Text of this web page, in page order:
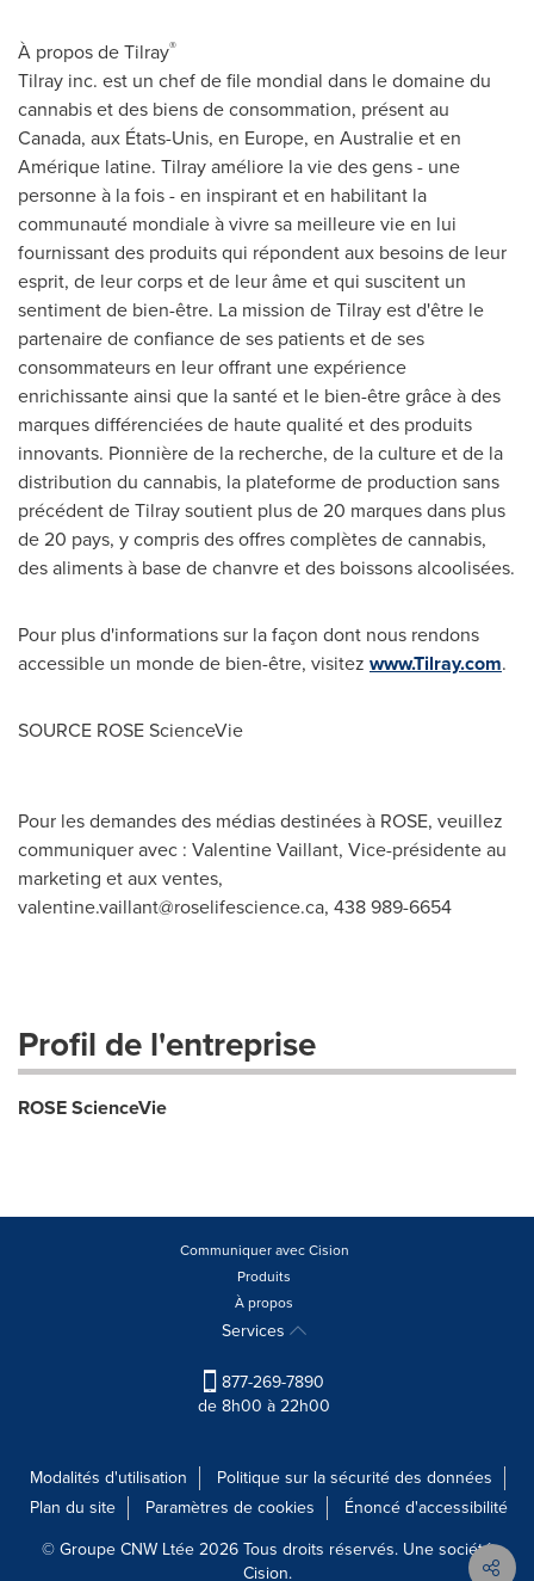
À propos de Tilray®
Tilray inc. est un chef de file mondial dans le domaine du
cannabis et des biens de consommation, présent au
Canada, aux États-Unis, en Europe, en Australie et en
Amérique latine. Tilray améliore la vie des gens - une
personne à la fois - en inspirant et en habilitant la
communauté mondiale à vivre sa meilleure vie en lui
fournissant des produits qui répondent aux besoins de leur
esprit, de leur corps et de leur âme et qui suscitent un
sentiment de bien-être. La mission de Tilray est d'être le
partenaire de confiance de ses patients et de ses
consommateurs en leur offrant une expérience
enrichissante ainsi que la santé et le bien-être grâce à des
marques différenciées de haute qualité et des produits
innovants. Pionnière de la recherche, de la culture et de la
distribution du cannabis, la plateforme de production sans
précédent de Tilray soutient plus de 20 marques dans plus
de 20 pays, y compris des offres complètes de cannabis,
des aliments à base de chanvre et des boissons alcoolisées.
Pour plus d'informations sur la façon dont nous rendons
accessible un monde de bien-être, visitez www.Tilray.com.
SOURCE ROSE ScienceVie
Pour les demandes des médias destinées à ROSE, veuillez
communiquer avec : Valentine Vaillant, Vice-présidente au
marketing et aux ventes,
valentine.vaillant@roselifescience.ca, 438 989-6654
Profil de l'entreprise
ROSE ScienceVie
Communiquer avec Cision
Produits
À propos
Services
877-269-7890
de 8h00 à 22h00
Modalités d'utilisation
Politique sur la sécurité des données
Plan du site
Paramètres de cookies
Énoncé d'accessibilité
© Groupe CNW Ltée 2026 Tous droits réservés. Une société
Cision.